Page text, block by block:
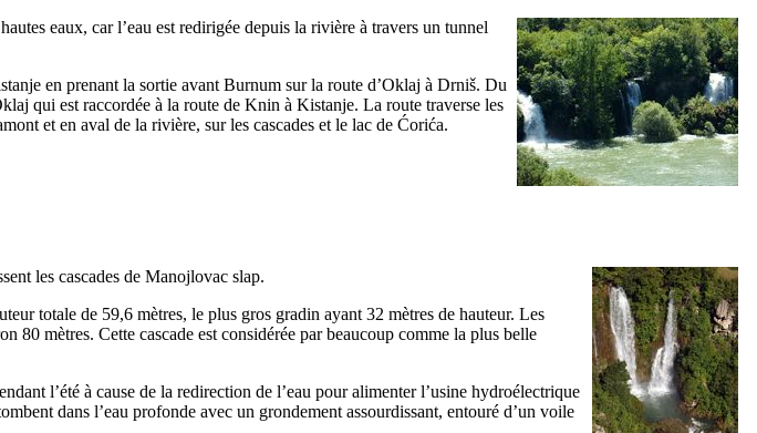
eaux, car l’eau est redirigée depuis la rivière à travers un tunnel
en prenant la sortie avant Burnum sur la route d’Oklaj à Drniš. Du
qui est raccordée à la route de Knin à Kistanje. La route traverse les
et en aval de la rivière, sur les cascades et le lac de Ćorića.
les cascades de Manojlovac slap.
totale de 59,6 mètres, le plus gros gradin ayant 32 mètres de hauteur. Les
80 mètres. Cette cascade est considérée par beaucoup comme la plus belle
l’été à cause de la redirection de l’eau pour alimenter l’usine hydroélectrique
dans l’eau profonde avec un grondement assourdissant, entouré d’un voile